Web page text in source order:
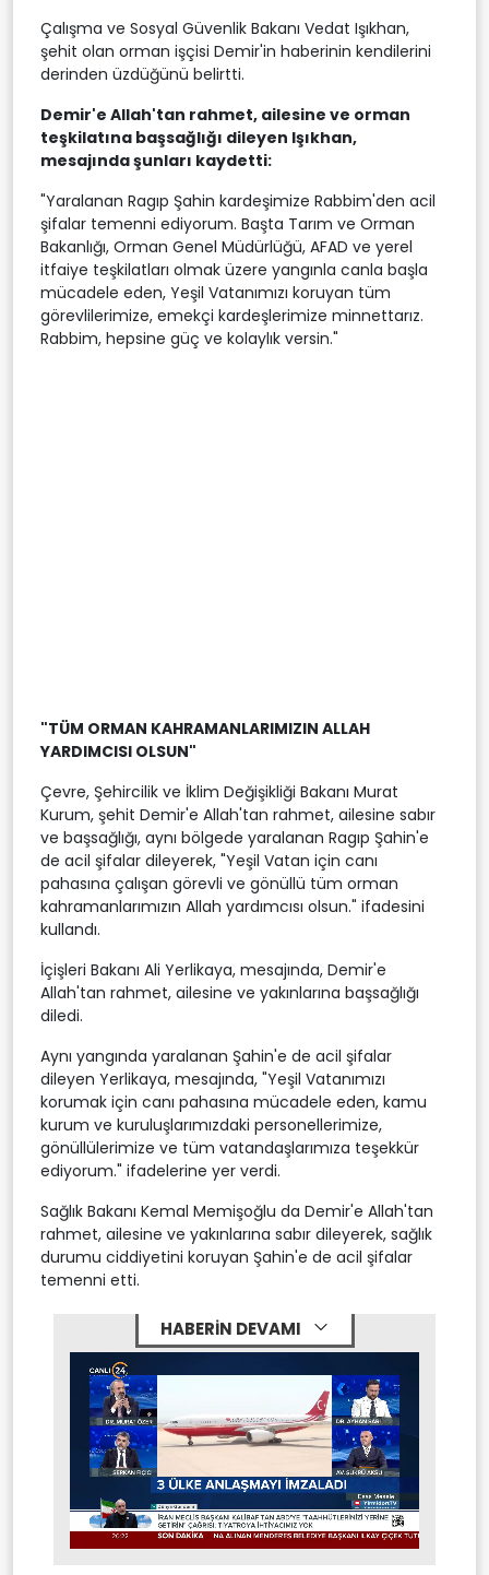
Çalışma ve Sosyal Güvenlik Bakanı Vedat Işıkhan,
şehit olan orman işçisi Demir'in haberinin kendilerini
derinden üzdüğünü belirtti.
Demir'e Allah'tan rahmet, ailesine ve orman
teşkilatına başsağlığı dileyen Işıkhan,
mesajında şunları kaydetti:
"Yaralanan Ragıp Şahin kardeşimize Rabbim'den acil
şifalar temenni ediyorum. Başta Tarım ve Orman
Bakanlığı, Orman Genel Müdürlüğü, AFAD ve yerel
itfaiye teşkilatları olmak üzere yangınla canla başla
mücadele eden, Yeşil Vatanımızı koruyan tüm
görevlilerimize, emekçi kardeşlerimize minnettarız.
Rabbim, hepsine güç ve kolaylık versin."
"TÜM ORMAN KAHRAMANLARIMIZIN ALLAH
YARDIMCISI OLSUN"
Çevre, Şehircilik ve İklim Değişikliği Bakanı Murat
Kurum, şehit Demir'e Allah'tan rahmet, ailesine sabır
ve başsağlığı, aynı bölgede yaralanan Ragıp Şahin'e
de acil şifalar dileyerek, "Yeşil Vatan için canı
pahasına çalışan görevli ve gönüllü tüm orman
kahramanlarımızın Allah yardımcısı olsun." ifadesini
kullandı.
İçişleri Bakanı Ali Yerlikaya, mesajında, Demir'e
Allah'tan rahmet, ailesine ve yakınlarına başsağlığı
diledi.
Aynı yangında yaralanan Şahin'e de acil şifalar
dileyen Yerlikaya, mesajında, "Yeşil Vatanımızı
korumak için canı pahasına mücadele eden, kamu
kurum ve kuruluşlarımızdaki personellerimize,
gönüllülerimize ve tüm vatandaşlarımıza teşekkür
ediyorum." ifadelerine yer verdi.
Sağlık Bakanı Kemal Memişoğlu da Demir'e Allah'tan
rahmet, ailesine ve yakınlarına sabır dileyerek, sağlık
durumu ciddiyetini koruyan Şahin'e de acil şifalar
temenni etti.
HABERİN DEVAMI
Mute Stream